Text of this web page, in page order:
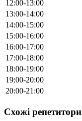
12:00-13:00
13:00-14:00
14:00-15:00
15:00-16:00
16:00-17:00
17:00-18:00
18:00-19:00
19:00-20:00
20:00-21:00
Схожі репетитори